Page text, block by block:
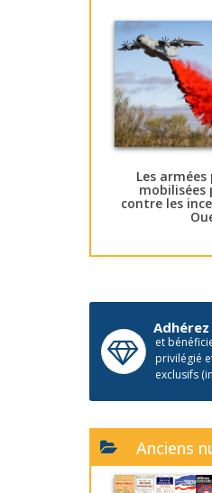
Les
contre les
Adhérez
et
privilégié
exclusifs
Anciens